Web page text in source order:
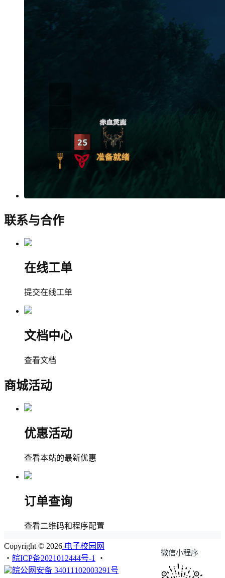
联系与合作
在线工单
提交在线工单
文档中心
查看文档
商城活动
优惠活动
查看本站的最新优惠
订单查询
查看二维码和程序配置
微信小程序
Copyright © 2026 电子校园网
・ 皖ICP备2021012444号-1
・
皖公网安备 34011102003291号